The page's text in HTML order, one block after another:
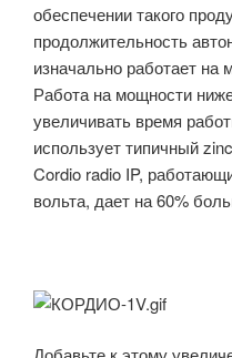
обеспечении такого
продолжительность
изначально работает на
Работа на мощности
увеличивать время
использует типичный
Cordio radio IP,
вольта, дает на 60%